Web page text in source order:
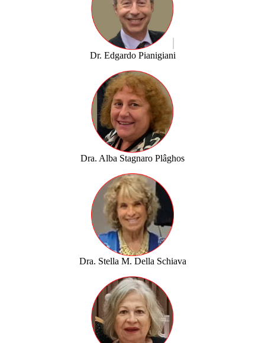
Dr. Edgardo Pianigiani
Dra. Alba Stagnaro Plâghos
Dra. Stella M. Della Schiava